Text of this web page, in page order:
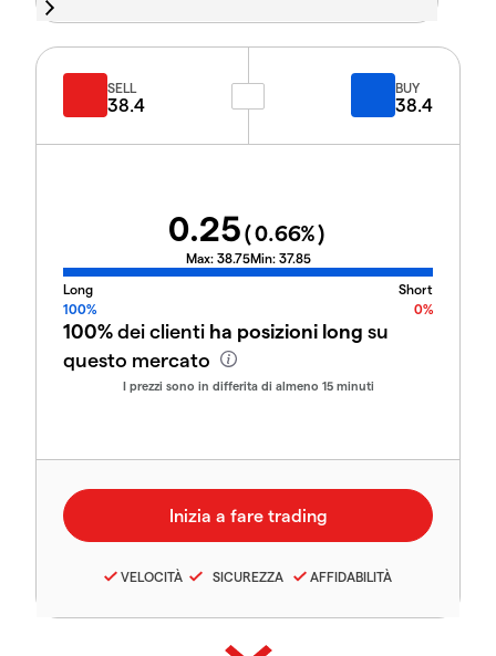
SELL
38.4
BUY
38.4
0.25(0.66%)
Max: 38.75Min: 37.85
Long
Short
100%
0%
100%dei clienti ha posizioni long su
questo mercato
I prezzi sono in differita di almeno 15 minuti
VELOCITÀ SICUREZZA AFFIDABILITÀ